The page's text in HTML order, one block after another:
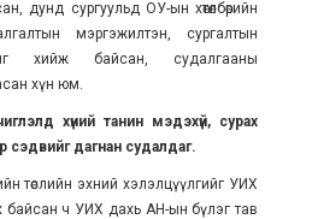
дунд сургуульд ОУ-ын хөтөлбөрийн
мэргэжилтэн, сургалтын
хийж байсан, судалгааны
хүн юм.
хүний танин мэдэхүй, сурах
сэдвийг дагнан судалдаг.
төслийн эхний хэлэлцүүлгийг УИХ
байсан ч УИХ дахь АН-ын бүлэг тав